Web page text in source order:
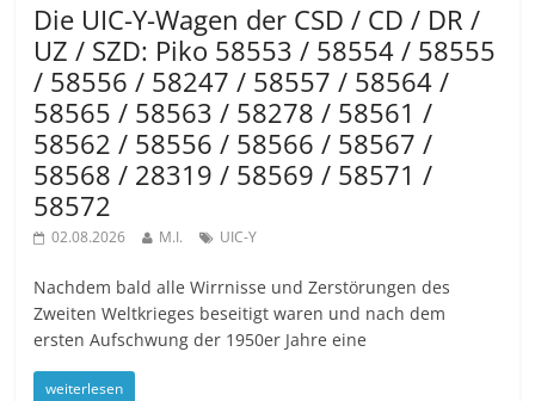
Die UIC-Y-Wagen der CSD / CD / DR /
UZ / SZD: Piko 58553 / 58554 / 58555
/ 58556 / 58247 / 58557 / 58564 /
58565 / 58563 / 58278 / 58561 /
58562 / 58556 / 58566 / 58567 /
58568 / 28319 / 58569 / 58571 /
58572
02.08.2026 M.I. UIC-Y
Nachdem bald alle Wirrnisse und Zerstörungen des
Zweiten Weltkrieges beseitigt waren und nach dem
ersten Aufschwung der 1950er Jahre eine
weiterlesen